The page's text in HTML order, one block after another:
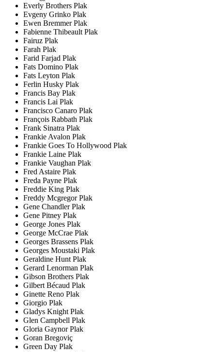
Everly Brothers Plak
Evgeny Grinko Plak
Ewen Bremmer Plak
Fabienne Thibeault Plak
Fairuz Plak
Farah Plak
Farid Farjad Plak
Fats Domino Plak
Fats Leyton Plak
Ferlin Husky Plak
Francis Bay Plak
Francis Lai Plak
Francisco Canaro Plak
François Rabbath Plak
Frank Sinatra Plak
Frankie Avalon Plak
Frankie Goes To Hollywood Plak
Frankie Laine Plak
Frankie Vaughan Plak
Fred Astaire Plak
Freda Payne Plak
Freddie King Plak
Freddy Mcgregor Plak
Gene Chandler Plak
Gene Pitney Plak
George Jones Plak
George McCrae Plak
Georges Brassens Plak
Georges Moustaki Plak
Geraldine Hunt Plak
Gerard Lenorman Plak
Gibson Brothers Plak
Gilbert Bécaud Plak
Ginette Reno Plak
Giorgio Plak
Gladys Knight Plak
Glen Campbell Plak
Gloria Gaynor Plak
Goran Bregoviç
Green Day Plak